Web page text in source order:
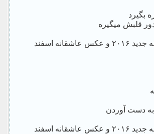
بگیرد
قلبش میگیره
پیامک خیلی عاشقانه جدید ۲۰۱۶ و عکس عاشقانه اسفند
به دست آوردن
پیامک خیلی عاشقانه جدید ۲۰۱۶ و عکس عاشقانه اسفند